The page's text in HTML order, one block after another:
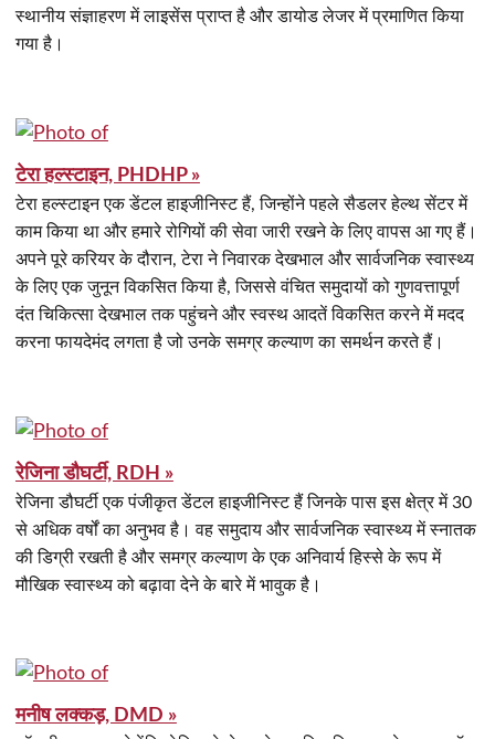
स्थानीय संज्ञाहरण में लाइसेंस प्राप्त है और डायोड लेजर में प्रमाणित किया
गया है।
टेरा हल्स्टाइन, PHDHP »
टेरा हल्स्टाइन एक डेंटल हाइजीनिस्ट हैं, जिन्होंने पहले सैडलर हेल्थ सेंटर में
काम किया था और हमारे रोगियों की सेवा जारी रखने के लिए वापस आ गए हैं।
अपने पूरे करियर के दौरान, टेरा ने निवारक देखभाल और सार्वजनिक स्वास्थ्य
के लिए एक जुनून विकसित किया है, जिससे वंचित समुदायों को गुणवत्तापूर्ण
दंत चिकित्सा देखभाल तक पहुंचने और स्वस्थ आदतें विकसित करने में मदद
करना फायदेमंद लगता है जो उनके समग्र कल्याण का समर्थन करते हैं।
रेजिना डौघर्टी, RDH »
रेजिना डौघर्टी एक पंजीकृत डेंटल हाइजीनिस्ट हैं जिनके पास इस क्षेत्र में 30
से अधिक वर्षों का अनुभव है। वह समुदाय और सार्वजनिक स्वास्थ्य में स्नातक
की डिग्री रखती है और समग्र कल्याण के एक अनिवार्य हिस्से के रूप में
मौखिक स्वास्थ्य को बढ़ावा देने के बारे में भावुक है।
मनीष लक्कड़, DMD »